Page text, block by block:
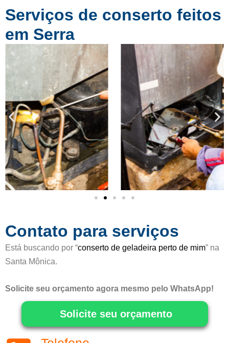
o
o
5
s
c
a
o
c
o
m
5
d
Serviços de conserto feitos
em Serra
Contato para serviços
Está buscando por “conserto de geladeira perto de mim” na
Santa Mônica.
Solicite seu orçamento agora mesmo pelo WhatsApp!
Solicite seu orçamento